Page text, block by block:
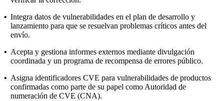
• Integra datos de vulnerabilidades en el plan de desarrollo y
lanzamiento para que se resuelvan problemas críticos antes del
envío.
• Acepta y gestiona informes externos mediante divulgación
coordinada y un programa de recompensa de errores público.
• Asigna identificadores CVE para vulnerabilidades de productos
confirmadas como parte de su papel como Autoridad de
numeración de CVE (CNA).